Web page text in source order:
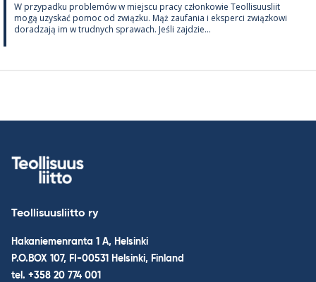
W przy­padku problemów w miejscu pracy człon­kowie Teol­li­suus­liit
mogą uzys­kać po­moc od związku. Mąż zau­fa­nia i eks­perci związ­kowi
do­radzają im w trud­nych sprawach. Jeśli zajdzie...
Teollisuusliitto ry
Hakaniemenranta 1 A, Helsinki
P.O.BOX 107, FI-00531 Helsinki, Finland
tel. +358 20 774 001